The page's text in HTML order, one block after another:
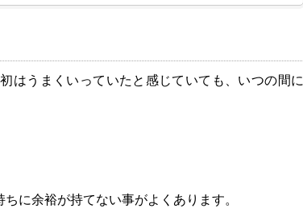
はうまくいっていたと感じていても、いつの間に
に余裕が持てない事がよくあります。